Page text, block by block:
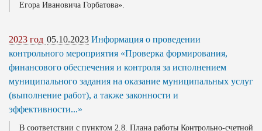
Егора Ивановича Горбатова».
2023 год 05.10.2023 Информация о проведении
контрольного мероприятия «Проверка формирования,
финансового обеспечения и контроля за исполнением
муниципального задания на оказание муниципальных услуг
(выполнение работ), а также законности и
эффективности...»
В соответствии с пунктом 2.8. Плана работы Контрольно-счетной